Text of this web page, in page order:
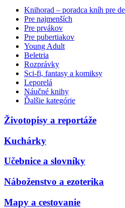
Knihorad – poradca kníh pre
Pre najmenších
Pre prvákov
Pre pubertiakov
Young Adult
Beletria
Rozprávky
Sci-fi, fantasy a komiksy
Leporelá
Náučné knihy
Ďalšie kategórie
Životopisy a reportáže
Kuchárky
Učebnice a slovníky
Náboženstvo a ezoterika
Mapy a cestovanie